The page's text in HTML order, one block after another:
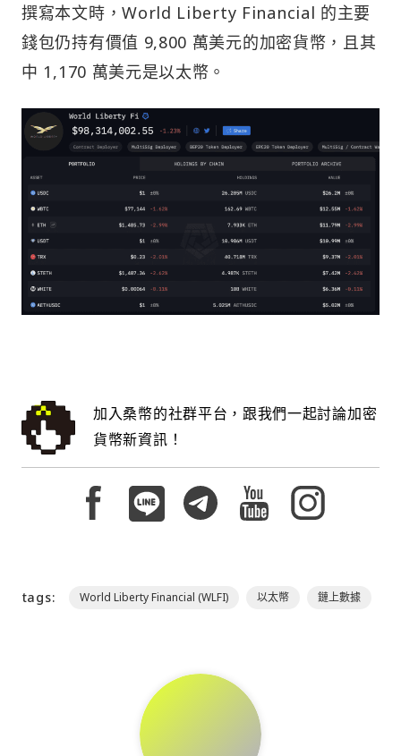
撰寫本文時，World Liberty Financial 的主要
錢包仍持有價值 9,800 萬美元的加密貨幣，且其
中 1,170 萬美元是以太幣。
加入桑幣的社群平台，跟我們一起討論加密
貨幣新資訊！
tags: World Liberty Financial (WLFI) 以太幣 鏈上數據